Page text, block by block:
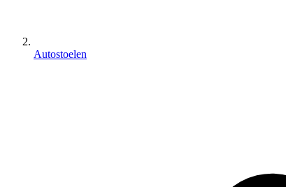
Autostoelen